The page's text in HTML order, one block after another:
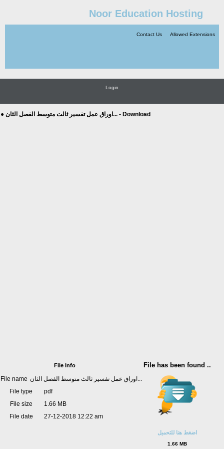
Noor Education Hosting
Allowed Extensions
Contact Us
Login
● اوراق عمل تفسير ثالث متوسط الفصل الثان... - Download
File Info
File name
اوراق عمل تفسير ثالث متوسط الفصل الثان...
File type
pdf
File size
1.66 MB
File date
27-12-2018 12:22 am
File has been found ..
اضغط هنا للتحميل
1.66 MB